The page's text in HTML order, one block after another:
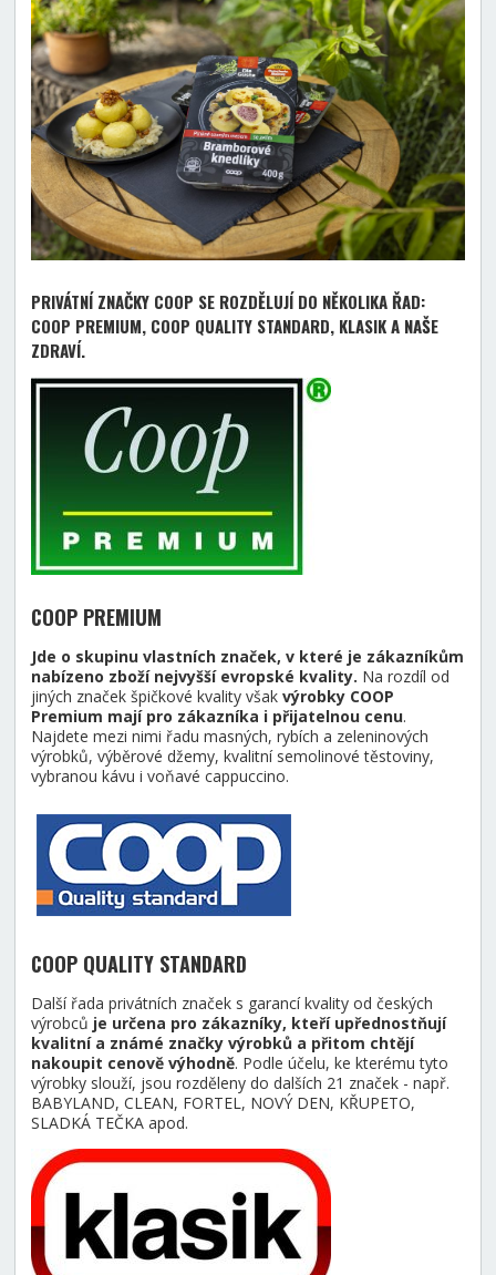
PRIVÁTNÍ ZNAČKY COOP SE ROZDĚLUJÍ DO NĚKOLIKA ŘAD:
COOP PREMIUM, COOP QUALITY STANDARD, KLASIK A NAŠE
ZDRAVÍ.
COOP PREMIUM
Jde o skupinu vlastních značek, v které je zákazníkům
nabízeno zboží nejvyšší evropské kvality. Na rozdíl od
jiných značek špičkové kvality však výrobky COOP
Premium mají pro zákazníka i přijatelnou cenu.
Najdete mezi nimi řadu masných, rybích a zeleninových
výrobků, výběrové džemy, kvalitní semolinové těstoviny,
vybranou kávu i voňavé cappuccino.
COOP QUALITY STANDARD
Další řada privátních značek s garancí kvality od českých
výrobců je určena pro zákazníky, kteří upřednostňují
kvalitní a známé značky výrobků a přitom chtějí
nakoupit cenově výhodně. Podle účelu, ke kterému tyto
výrobky slouží, jsou rozděleny do dalších 21 značek - např.
BABYLAND, CLEAN, FORTEL, NOVÝ DEN, KŘUPETO,
SLADKÁ TEČKA apod.